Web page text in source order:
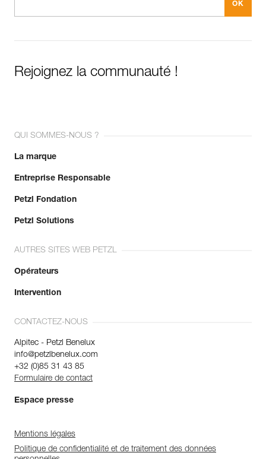
Rejoignez la communauté !
QUI SOMMES-NOUS ?
La marque
Entreprise Responsable
Petzl Fondation
Petzl Solutions
AUTRES SITES WEB PETZL
Opérateurs
Intervention
CONTACTEZ-NOUS
Alpitec - Petzl Benelux
info@petzlbenelux.com
+32 (0)85 31 43 85
Formulaire de contact
Espace presse
Mentions légales
Politique de confidentialité et de traitement des données